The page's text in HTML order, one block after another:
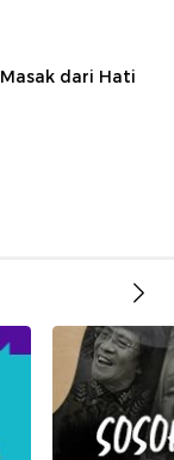
dari Hati